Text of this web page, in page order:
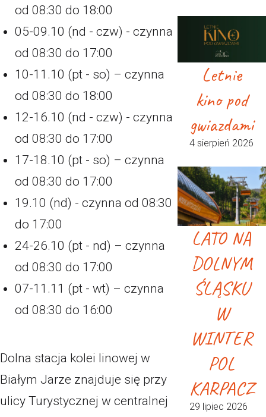
od 08:30 do 18:00
05-09.10 (nd - czw) - czynna
od 08:30 do 17:00
10-11.10 (pt - so) – czynna
od 08:30 do 18:00
12-16.10 (nd - czw) - czynna
od 08:30 do 17:00
17-18.10 (pt - so) – czynna
od 08:30 do 17:00
19.10 (nd) - czynna od 08:30
do 17:00
24-26.10 (pt - nd) – czynna
od 08:30 do 17:00
07-11.11 (pt - wt) – czynna
od 08:30 do 16:00
Dolna stacja kolei linowej w
Białym Jarze znajduje się przy
ulicy Turystycznej w centralnej
Letnie
kino pod
gwiazdami
4 sierpień 2026
LATO NA
DOLNYM
ŚLĄSKU
W
WINTER
POL
KARPACZ
29 lipiec 2026